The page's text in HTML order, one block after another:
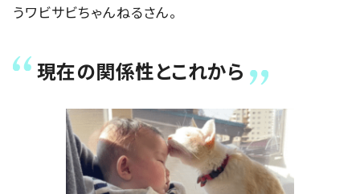
うワビサビちゃんねるさん。
現在の関係性とこれから